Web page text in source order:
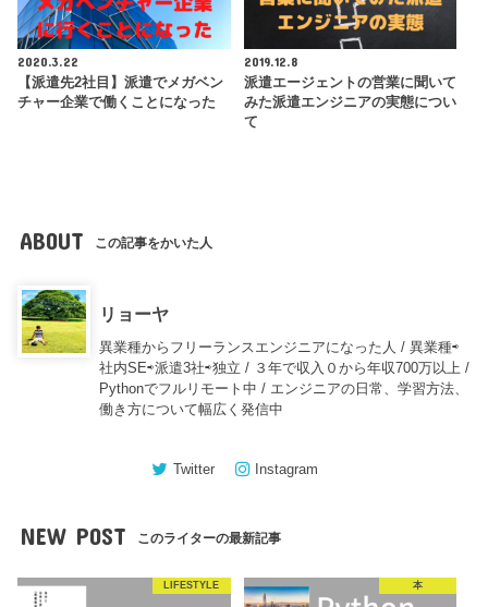
2020.3.22
【派遣先2社目】派遣でメガベン
チャー企業で働くことになった
2019.12.8
派遣エージェントの営業に聞いて
みた派遣エンジニアの実態につい
て
ABOUT この記事をかいた人
リョーヤ
異業種からフリーランスエンジニアになった人 / 異業種⇨
社内SE⇨派遣3社⇨独立 / ３年で収入０から年収700万以上 /
Pythonでフルリモート中 / エンジニアの日常、学習方法、
働き方について幅広く発信中
Twitter Instagram
NEW POST このライターの最新記事
LIFESTYLE 本